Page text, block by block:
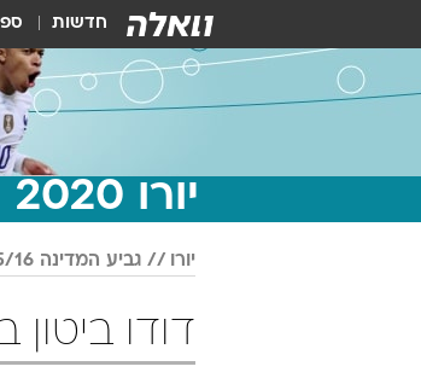
חדשות
יורו 2020
יורו גביע המדינה 2015/16
דודו ביטון בגביע